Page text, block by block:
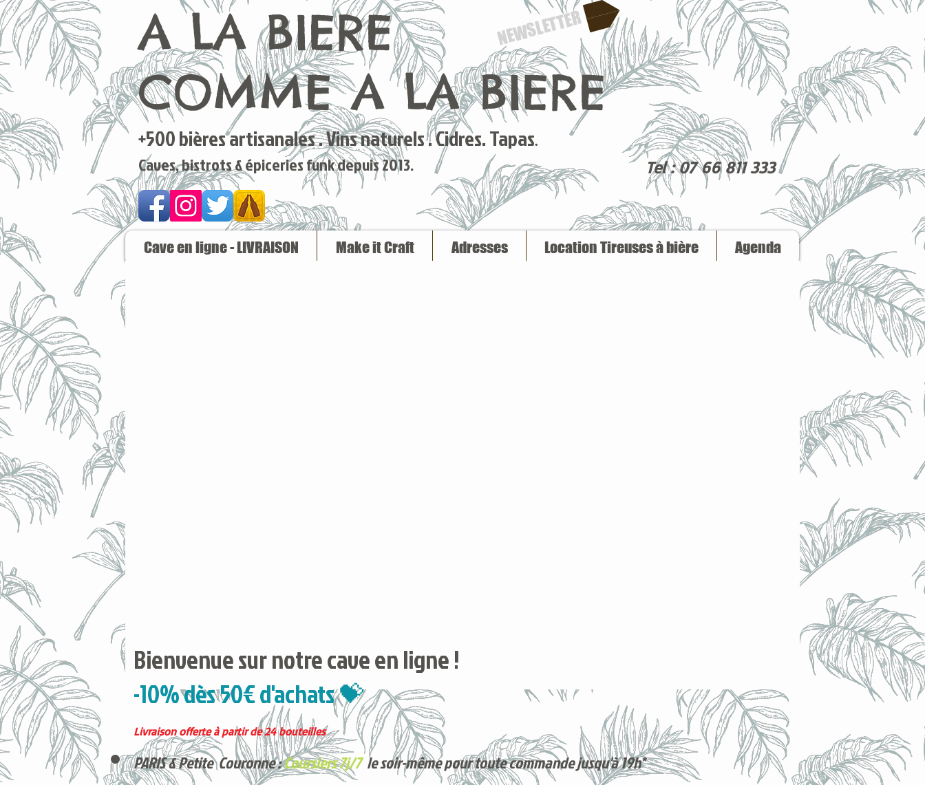
+500 bières artisanales . Vins naturels . Cidres. Tapas.
Caves, bistrots & épiceries funk depuis 2013.
A LA BIERE
COMME A LA BIERE
NEWSLETTER
Tel : 07 66 811 333
Cave en ligne - LIVRAISON Make it Craft Adresses Location Tireuses à bière Agenda
Bienvenue sur notre cave en ligne !
-10% dès 50€ d'achats 💝
Livraison offerte à partir de 24 bouteilles
PARIS & Petite Couronne :Coursiers 7j/7le soir-même pour toute commande jusqu'à 19h*